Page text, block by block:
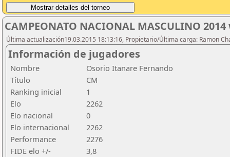
CAMPEONATO NACIONAL MASCULINO
Última actualización19.03.2015 18:13:16, Propietario/Última carga: Ramon
Información de jugadores
Nombre
Osorio Itanare Fernando
Título
CM
Ranking inicial
1
Elo
2262
Elo nacional
0
Elo internacional
2262
Performance
2276
FIDE elo +/-
3,8